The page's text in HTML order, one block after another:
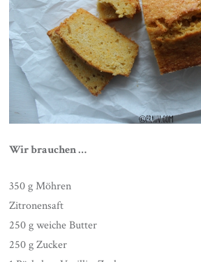
Wir brauchen …
350 g Möhren
Zitronensaft
250 g weiche Butter
250 g Zucker